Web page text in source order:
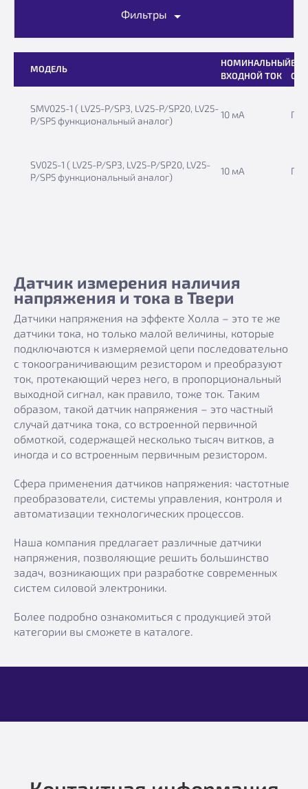
Фильтры
МОДЕЛЬ
НОМИНАЛЬНЫЙ
ВХОДНОЙ ТОК
SMV025-1 ( LV25-P/SP3, LV25-P/SP20, LV25-
P/SP5 функциональный аналог)
10 мА ПТ
SV025-1 ( LV25-P/SP3, LV25-P/SP20, LV25-
P/SP5 функциональный аналог)
10 мА ПТ
Датчик измерения наличия
напряжения и тока в Твери
Датчики напряжения на эффекте Холла – это те же
датчики тока, но только малой величины, которые
подключаются к измеряемой цепи последовательно
с токоограничивающим резистором и преобразуют
ток, протекающий через него, в пропорциональный
выходной сигнал, как правило, тоже ток. Таким
образом, такой датчик напряжения – это частный
случай датчика тока, со встроенной первичной
обмоткой, содержащей несколько тысяч витков, а
иногда и со встроенным первичным резистором.
Сфера применения датчиков напряжения: частотные
преобразователи, системы управления, контроля и
автоматизации технологических процессов.
Наша компания предлагает различные датчики
напряжения, позволяющие решить большинство
задач, возникающих при разработке современных
систем силовой электроники.
Более подробно ознакомиться с продукцией этой
категории вы сможете в каталоге.